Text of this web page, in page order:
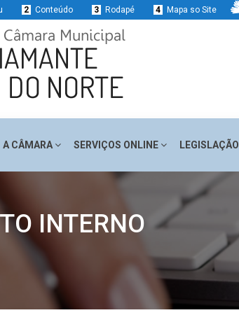
2 Conteúdo 3 Rodapé 4 Mapa so Site
A CÂMARA SERVIÇOS ONLINE LEGISLAÇÃO
INTERNO